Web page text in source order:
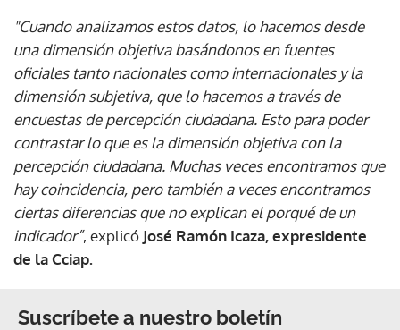
"Cuando analizamos estos datos, lo hacemos desde
una dimensión objetiva basándonos en fuentes
oficiales tanto nacionales como internacionales y la
dimensión subjetiva, que lo hacemos a través de
encuestas de percepción ciudadana. Esto para poder
contrastar lo que es la dimensión objetiva con la
percepción ciudadana. Muchas veces encontramos que
hay coincidencia, pero también a veces encontramos
ciertas diferencias que no explican el porqué de un
indicador”, explicó José Ramón Icaza, expresidente
de la Cciap.
Suscríbete a nuestro boletín